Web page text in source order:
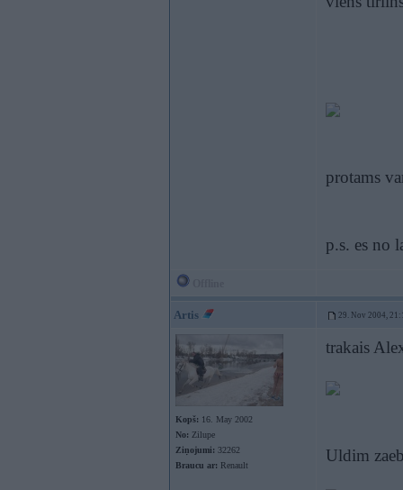
protams
p.s. es no
Artis 29. Nov 2004,
Kopš: 16. May 2002
No: Zilupe
Ziņojumi: 32262
Braucu ar: Renault
trakais
Uldim